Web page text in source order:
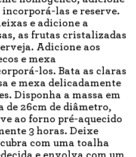
incorporá-las e reserve.
e adicione a
as frutas cristalizadas
Adicione aos
e mexa
los. Bata as claras
e mexa delicadamente
Disponha a massa em
de 26cm de diâmetro,
ao forno pré-aquecido
3 horas. Deixe
com uma toalha